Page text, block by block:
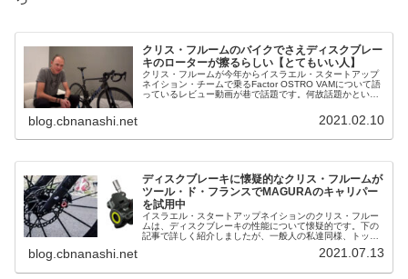
クリス・フルームのバイクでさえディスクブレー
キのローターが擦るらしい【とてもいい人】
クリス・フルームが今年からイスラエル・スタートアップ
ネイション・チームで乗るFactor OSTRO VAMについて語
っているレビュー動画が巷で話題です。何故話題かという
blog.cbnanashi.net 2021.02.10
ディスクブレーキに懐疑的なクリス・フルームが
ツール・ド・フランスでMAGURAのキャリパー
を試用中
イスラエル・スタートアップネイションのクリス・フルー
ムは、ディスクブレーキの性能について懐疑的です。下の
記事で詳しく紹介しましたが、一般人の私達同様、トップ
blog.cbnanashi.net 2021.07.13